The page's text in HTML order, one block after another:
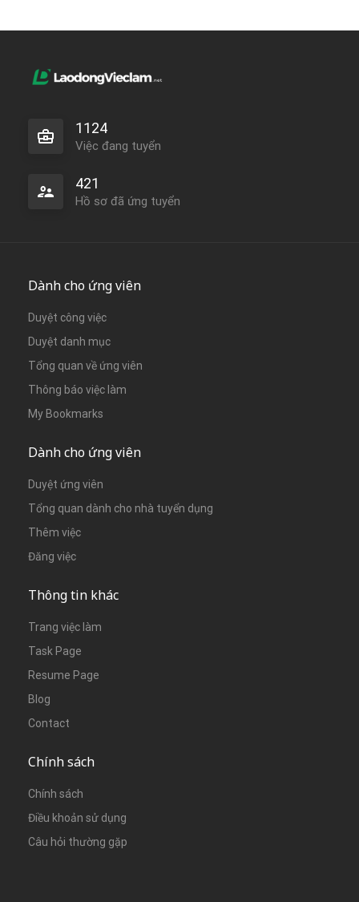
1124
Việc đang tuyển
421
Hồ sơ đã ứng tuyển
Dành cho ứng viên
Duyệt công việc
Duyệt danh mục
Tổng quan về ứng viên
Thông báo việc làm
My Bookmarks
Dành cho ứng viên
Duyệt ứng viên
Tổng quan dành cho nhà tuyển dụng
Thêm việc
Đăng việc
Thông tin khác
Trang việc làm
Task Page
Resume Page
Blog
Contact
Chính sách
Chính sách
Điều khoản sử dụng
Câu hỏi thường gặp